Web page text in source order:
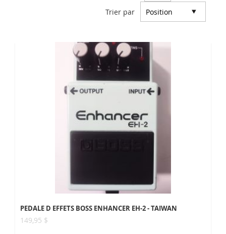
Trier par
PEDALE D EFFETS BOSS ENHANCER EH-2 - TAIWAN
149,95 $